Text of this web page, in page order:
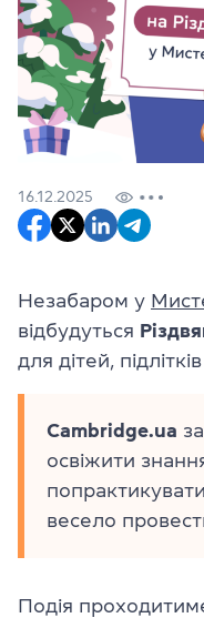
16.12.2025
Незабаром у
відбудуться
для дітей,
Cambridge.ua
освіжити
весело
Подія